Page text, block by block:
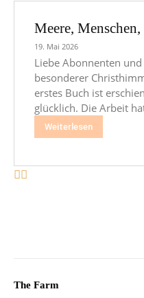
Meere,
19. Mai 2026
Liebe Abonnenten und -innen,
besonderer
erstes Buch ist erschienen. Ich bin
glücklich. Die Arbeit
Weiterlesen
The Farm